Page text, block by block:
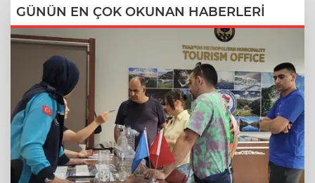
GÜNÜN EN ÇOK OKUNAN HABERLERİ